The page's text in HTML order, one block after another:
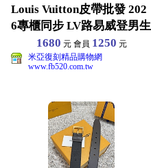
Louis Vuitton皮帶批發 202
6專櫃同步 LV路易威登男生
1680 元 會員 1250 元
米亞復刻精品購物網
www.fb520.com.tw